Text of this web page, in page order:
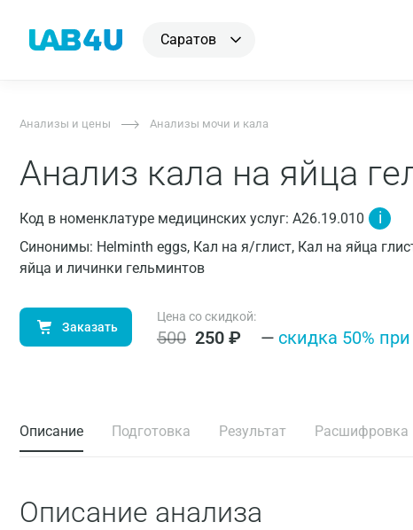
Саратов
Анализы и цены Анализы мочи и кала
Анализ кала на яйца
Код в номенклатуре медицинских услуг: A26.19.010 i
Синонимы: Helminth eggs, Кал на я/глист, Кал на яйца
яйца и личинки гельминтов
Заказать
Цена со скидкой:
500 250 ₽ — cкидка 50%
Описание Подготовка Результат Расшифровка
Описание анализа